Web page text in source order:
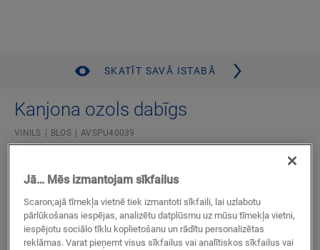
SKATĪT SAVĀ ISTABĀ
Kanjona ozols dabīgs
VINILS BLOS AVSPU40039
Sader ar grīdas apsildi un dzesēšanu
Mūža garantija, lietojot dzīvojamās telpās
Apakšklājs pievienots
Ūdensnecaurlaidīgs
Jā… Mēs izmantojam sīkfailus
Scaron;ajā tīmekļa vietnē tiek izmantoti sīkfaili, lai uzlabotu
pārlūkošanas iespējas, analizētu datplūsmu uz mūsu tīmekļa vietni,
iespējotu sociālo tīklu koplietošanu un rādītu personalizētas
reklāmas. Varat pieņemt visus sīkfailus vai analītiskos sīkfailus vai